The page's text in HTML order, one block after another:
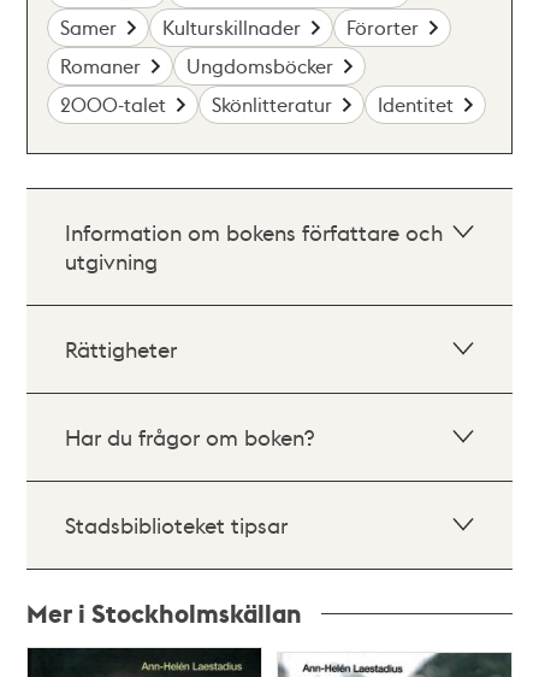
Samer
Kulturskillnader
Förorter
Romaner
Ungdomsböcker
2000-talet
Skönlitteratur Identitet
Information om bokens författare och
utgivning
Rättigheter
Har du frågor om boken?
Stadsbiblioteket tipsar
Mer i Stockholmskällan